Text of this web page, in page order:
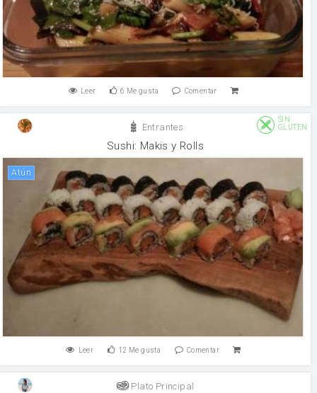
Leer 6 Me gusta Comentar
Entrantes
SIN
GLUTEN
Sushi: Makis y Rolls
atún
Leer 12 Me gusta Comentar
Plato Principal